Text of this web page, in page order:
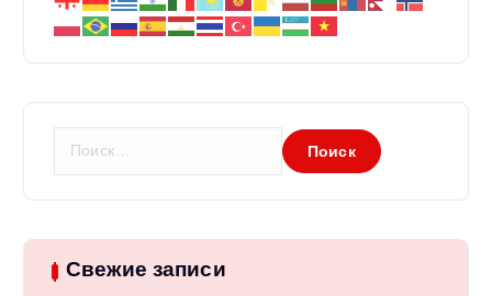
и
: Свежие записи